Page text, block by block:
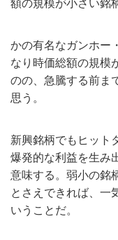
額の規模が小さい銘
かの有名なガンホー
なり時価総額の規模
のの、急騰する前ま
思う。
新興銘柄でもヒット
爆発的な利益を生み
意味する。弱小の銘
とさえできれば、一
いうことだ。